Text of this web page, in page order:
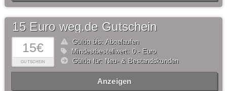
15€
GUTSCHEIN
15 Euro weg.de Gutschein
Gültig bis: Abgelaufen
Mindestbestellwert: 0,- Euro
Gültig für: Neu- & Bestandskunden
Anzeigen